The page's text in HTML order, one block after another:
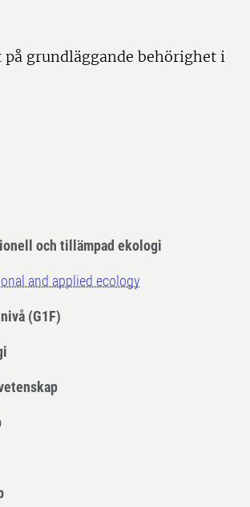
grundläggande behörighet i
och tillämpad ekologi
and applied ecology
(G1F)